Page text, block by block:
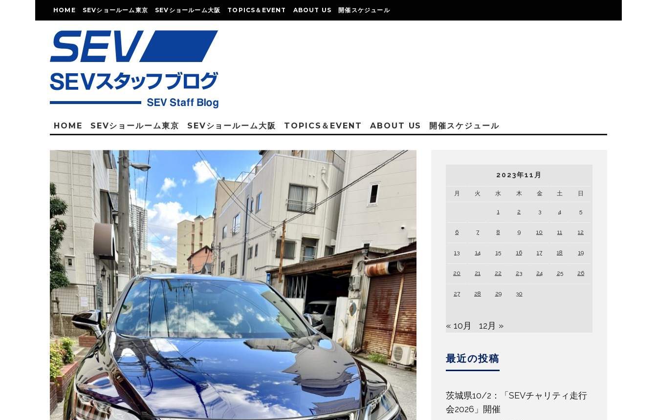
HOME SEVショールーム東京 SEVショールーム大阪 TOPICS＆EVENT ABOUT US 開催スケジュール
HOME SEVショールーム東京 SEVショールーム大阪 TOPICS＆EVENT ABOUT US 開催スケジュール
2023年11月
月 火 水 木 金 土 日
1 2 3 4 5
6 7 8 9 10 11 12
13 14 15 16 17 18 19
20 21 22 23 24 25 26
27 28 29 30
« 10月 12月 »
最近の投稿
茨城県10/2：「SEVチャリティ走行
会2026」開催